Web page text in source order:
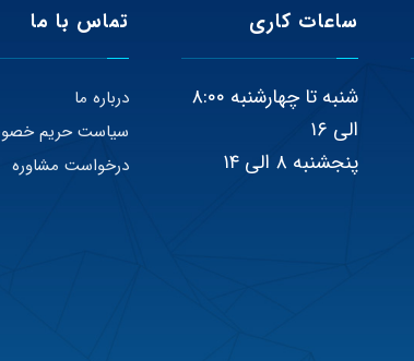
ساعات کاری
شنبه تا چهارشنبه ۸:۰۰
الی ۱۶
پنجشنبه ۸ الی ۱۴
تماس با ما
درباره ما
سیاست حریم
درخواست مشاوره